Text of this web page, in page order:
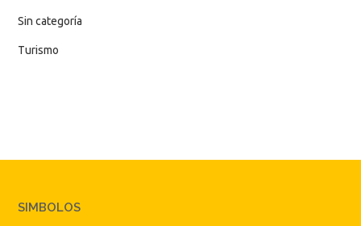
Sin categoría
Turismo
SIMBOLOS